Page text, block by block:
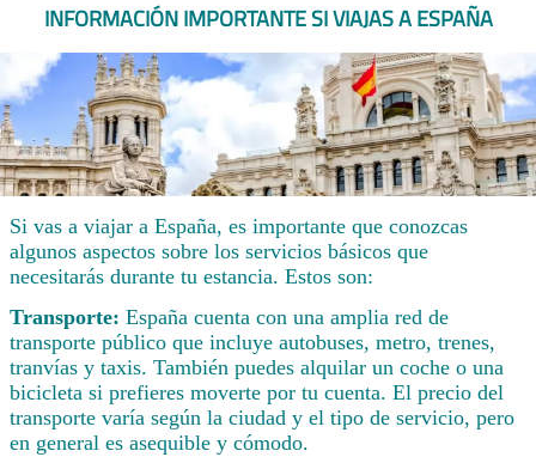
INFORMACIÓN IMPORTANTE SI VIAJAS A ESPAÑA
Si vas a viajar a España, es importante que conozcas
algunos aspectos sobre los servicios básicos que
necesitarás durante tu estancia. Estos son:
Transporte: España cuenta con una amplia red de
transporte público que incluye autobuses, metro, trenes,
tranvías y taxis. También puedes alquilar un coche o una
bicicleta si prefieres moverte por tu cuenta. El precio del
transporte varía según la ciudad y el tipo de servicio, pero
en general es asequible y cómodo.